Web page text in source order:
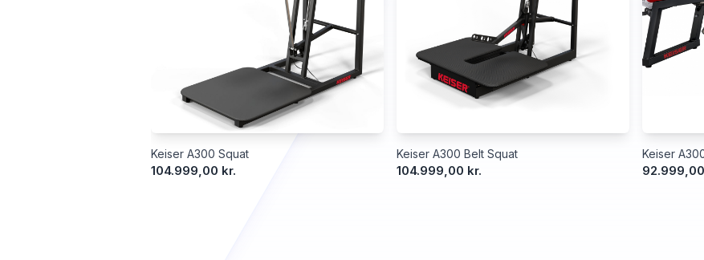
Keiser A300 Squat
104.999,00 kr.
Keiser A300 Belt Squat
104.999,00 kr.
Keiser